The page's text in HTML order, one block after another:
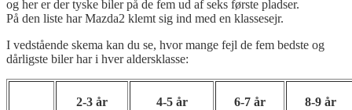
og her er der tyske biler på de fem ud af seks første pladser.
På den liste har Mazda2 klemt sig ind med en klassesejr.
I vedstående skema kan du se, hvor mange fejl de fem bedste og
dårligste biler har i hver aldersklasse:
2-3 år 4-5 år 6-7 år 8-9 år